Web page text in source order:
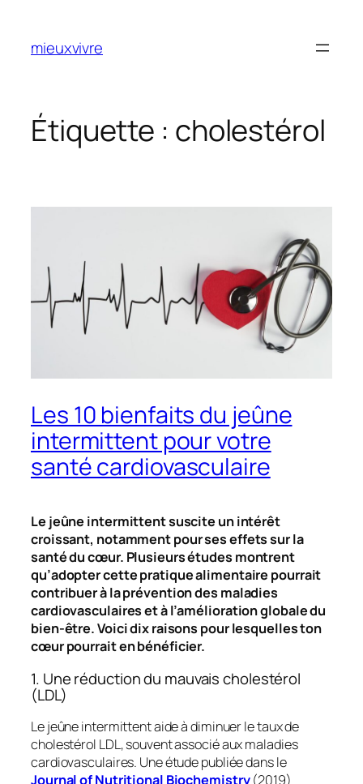
contenu
mieuxvivre
Étiquette : cholestérol
Les 10 bienfaits du jeûne
intermittent pour votre
santé cardiovasculaire
Le jeûne intermittent suscite un intérêt
croissant, notamment pour ses effets sur la
santé du cœur. Plusieurs études montrent
qu’adopter cette pratique alimentaire pourrait
contribuer à la prévention des maladies
cardiovasculaires et à l’amélioration globale du
bien-être. Voici dix raisons pour lesquelles ton
cœur pourrait en bénéficier.
1. Une réduction du mauvais cholestérol
(LDL)
Le jeûne intermittent aide à diminuer le taux de
cholestérol LDL, souvent associé aux maladies
cardiovasculaires. Une étude publiée dans le
Journal of Nutritional Biochemistry(2019)